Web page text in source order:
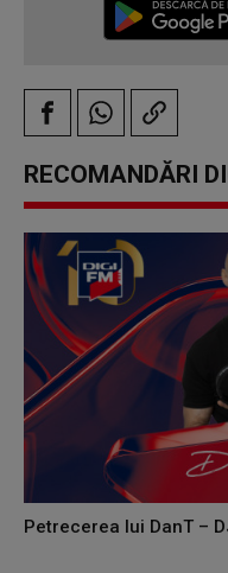
RECOMANDĂRI
Petrecerea lui DanT –